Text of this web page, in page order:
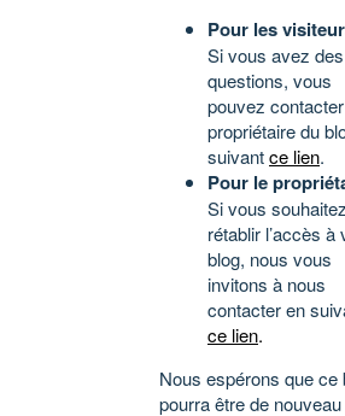
Pour les
Si vous avez des
questions, vous
pouvez
propriétaire du
suivantce lien.
Pour le
Si vous souhaitez
rétablir l’accès à
blog, nous vous
invitons à nous
contacter en
ce lien.
Nous espérons que ce
pourra être de nouveau